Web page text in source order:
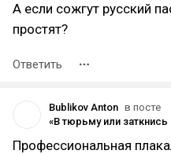
А если сожгут русский
простят?
Ответить
Bublikov Anton в посте
Профессиональная